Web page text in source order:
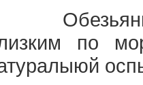
по